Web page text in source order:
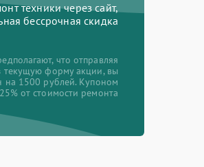
техники через сайт,
бессрочная скидка
что отправляя
текущую форму акции, вы
на 1500 рублей. Купоном
от стоимости ремонта